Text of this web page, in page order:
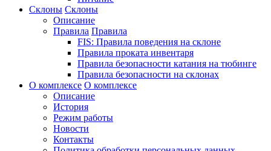
Склоны Склоны
Описание
Правила Правила
FIS: Правила поведения на склоне
Правила проката инвентаря
Правила безопасности катания на тюбинге
Правила безопасности на склонах
О комплексе О комплексе
Описание
История
Режим работы
Новости
Контакты